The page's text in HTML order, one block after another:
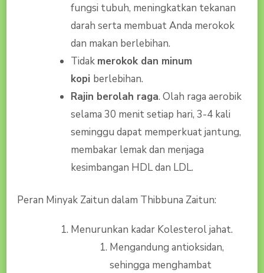
fungsi tubuh, meningkatkan tekanan
darah serta membuat Anda merokok
dan makan berlebihan.
Tidak merokok dan minum
kopi berlebihan.
Rajin berolah raga. Olah raga aerobik
selama 30 menit setiap hari, 3-4 kali
seminggu dapat memperkuat jantung,
membakar lemak dan menjaga
kesimbangan HDL dan LDL.
Peran Minyak Zaitun dalam Thibbuna Zaitun:
Menurunkan kadar Kolesterol jahat.
Mengandung antioksidan,
sehingga menghambat